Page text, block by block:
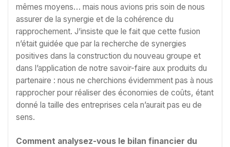
mêmes moyens… mais nous avions pris soin de nous
assurer de la synergie et de la cohérence du
rapprochement. J’insiste que le fait que cette fusion
n’était guidée que par la recherche de synergies
positives dans la construction du nouveau groupe et
dans l’application de notre savoir-faire aux produits du
partenaire : nous ne cherchions évidemment pas à nous
rapprocher pour réaliser des économies de coûts, étant
donné la taille des entreprises cela n’aurait pas eu de
sens.
Comment analysez-vous le bilan financier du